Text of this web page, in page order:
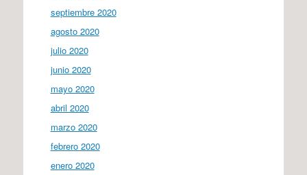
septiembre 2020
agosto 2020
julio 2020
junio 2020
mayo 2020
abril 2020
marzo 2020
febrero 2020
enero 2020